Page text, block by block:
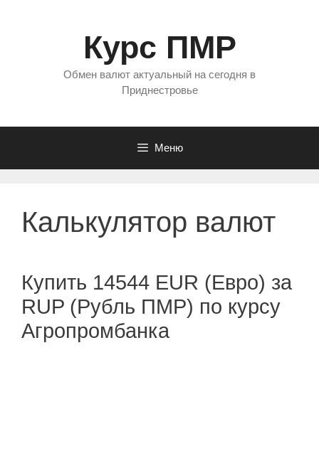
Курс ПМР
Обмен валют актуальный на сегодня в
Приднестровье
Меню
Калькулятор валют
Купить 14544 EUR (Евро) за
RUP (Рубль ПМР) по курсу
Агропромбанка